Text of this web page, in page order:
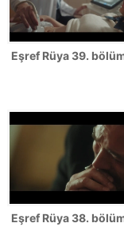
Eşref Rüya 39.
Eşref Rüya 38.